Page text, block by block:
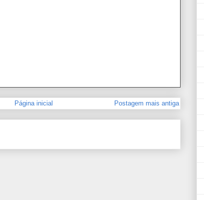
Postagem mais antiga
Página inicial